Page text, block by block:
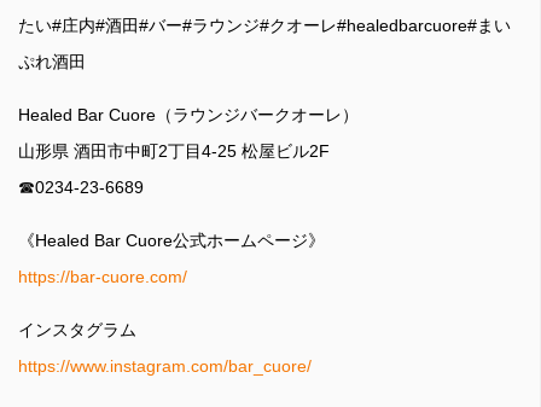
たい#庄内#酒田#バー#ラウンジ#クオーレ#healedbarcuore#まい
ぷれ酒田
Healed Bar Cuore（ラウンジバークオーレ）
山形県 酒田市中町2丁目4-25 松屋ビル2F
☎︎0234-23-6689
《Healed Bar Cuore公式ホームページ》
https://bar-cuore.com/
インスタグラム
https://www.instagram.com/bar_cuore/